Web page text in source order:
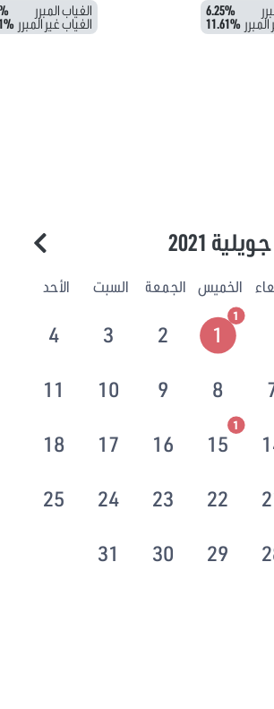
6.25%
11.61%
الغياب المبرر
الغياب غير المبرر
جويلية 2021
الخميس الجمعة السبت الأحد
1
1
2
3
4
8
9
10
11
15
1
16
17
18
22
23
24
25
29
30
31